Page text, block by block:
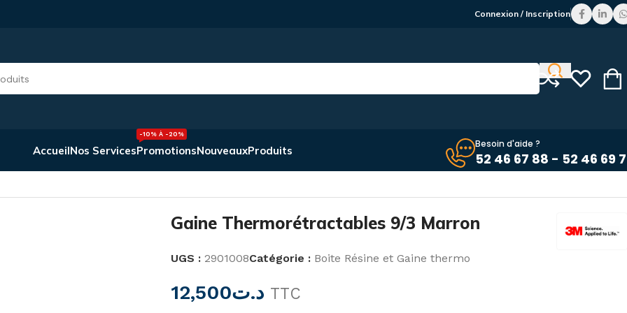
Connexion / Inscription
AccueilNos ServicesPromotions
-10% À -20%
NouveauxProduits Besoin d'aide ?
52 46 67 88 - 52 46 69
Gaine Thermorétractables 9/3 Marron
UGS : 2901008Catégorie : Boite Résine et Gaine thermo
د.ت12,500 TTC